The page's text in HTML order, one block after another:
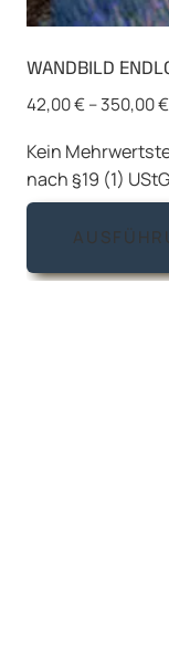
WANDBILD
42,00€–350,00€
Kein
nach §19 (1)